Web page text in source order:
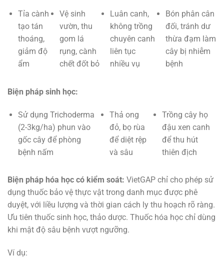
Tỉa cành
tạo tán
thoáng,
giảm độ
ẩm
Vệ sinh
vườn, thu
gom lá
rụng, cành
chết đốt bỏ
Luân canh,
không trồng
chuyên canh
liên tục
nhiều vụ
Bón phân cân
đối, tránh dư
thừa đạm làm
cây bị nhiễm
bệnh
Biện pháp sinh học:
Sử dụng Trichoderma
(2-3kg/ha) phun vào
gốc cây để phòng
bệnh nấm
Thả ong
đỏ, bọ rùa
để diệt rệp
và sâu
Trồng cây họ
đậu xen canh
để thu hút
thiên địch
Biện pháp hóa học có kiểm soát: VietGAP chỉ cho phép sử
dụng thuốc bảo vệ thực vật trong danh mục được phê
duyệt, với liều lượng và thời gian cách ly thu hoạch rõ ràng.
Ưu tiên thuốc sinh học, thảo dược. Thuốc hóa học chỉ dùng
khi mật độ sâu bệnh vượt ngưỡng.
Ví dụ: